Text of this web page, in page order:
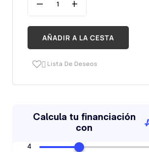
AÑADIR A LA CESTA
 Lista De Deseos